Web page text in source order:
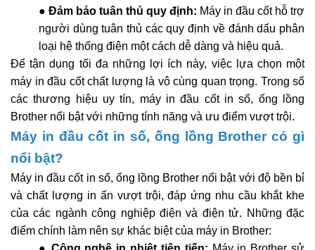
● Đảm bảo tuân thủ quy định: Máy in đầu cốt hỗ trợ
người dùng tuân thủ các quy định về đánh dấu phân
loại hệ thống điện một cách dễ dàng và hiệu quả.
Để tận dụng tối đa những lợi ích này, việc lựa chọn một
máy in đầu cốt chất lượng là vô cùng quan trọng. Trong số
các thương hiệu uy tín, máy in đầu cốt in số, ống lồng
Brother nổi bật với những tính năng và ưu điểm vượt trội.
Máy in đầu cốt in số, ống lồng Brother có gì
nổi bật?
Máy in đầu cốt in số, ống lồng Brother nổi bật với độ bền bỉ
và chất lượng in ấn vượt trội, đáp ứng nhu cầu khắt khe
của các ngành công nghiệp điện và điện tử. Những đặc
điểm chính làm nên sự khác biệt của máy in Brother: